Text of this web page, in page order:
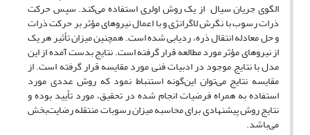
الگوی جریان سیال از یک روش اولری استفاده می‌کند. سپس حرکت
ذرات رسوب با نگرش لاگرانژی و با اعمال نیروهای مؤثر بر حرکت ذرات
و حل معادله انتقال ذره، ردیابی شده است. همچنین میزان تأثیر هر یک
از نیروهای مؤثر مورد مطالعه قرار گرفته است. نتایج بدست آمده از این
مدل با نتایج موجود در ادبیات فنی مورد مقایسه قرار گرفته است. از
مقایسه نتایج می‌توان این‌گونه استنباط نمود که روش عددی مورد
استفاده به همراه فرضیات انجام شده در تحقیق، مورد تأیید بوده و
نتایج روش پیشنهادی برای محاسبه میزان رسوبات منتقله رضایت‌بخش
می‌باشد.